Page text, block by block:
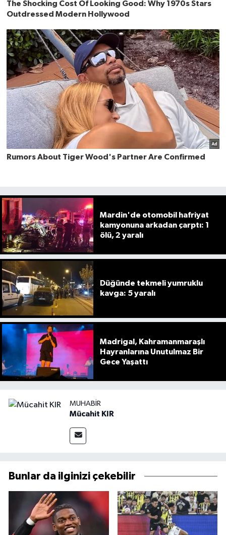
Mardin'de otomobil hafriyat
kamyonuna arkadan çarptı: 1
ölü, 2 yaralı
Düğünde tekmeli yumruklu
kavga: 5 yaralı
Madrigal, Kahramanmaraşlı
Hayranlarına Unutulmaz Bir
Gece Yaşattı
MUHABIR
Mücahit KIR
Bunlar da ilginizi çekebilir